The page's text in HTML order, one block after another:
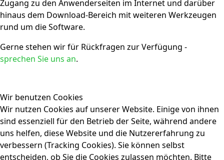
Zugang zu den Anwenderseiten im Internet und darüber
hinaus dem Download-Bereich mit weiteren Werkzeugen
rund um die Software.
Gerne stehen wir für Rückfragen zur Verfügung -
sprechen Sie uns an.
Wir benutzen Cookies
Wir nutzen Cookies auf unserer Website. Einige von ihnen
sind essenziell für den Betrieb der Seite, während andere
uns helfen, diese Website und die Nutzererfahrung zu
verbessern (Tracking Cookies). Sie können selbst
entscheiden, ob Sie die Cookies zulassen möchten. Bitte